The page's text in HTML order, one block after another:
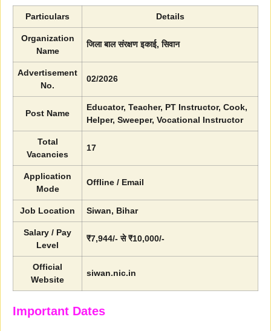
Particulars Details
Organization
Name
जिला बाल संरक्षण इकाई, सिवान
Advertisement
No.
02/2026
Post Name
Educator, Teacher, PT Instructor, Cook,
Helper, Sweeper, Vocational Instructor
Total
Vacancies
17
Application
Mode
Offline / Email
Job Location Siwan, Bihar
Salary / Pay
Level
₹7,944/- से ₹10,000/-
Official
Website
siwan.nic.in
Important Dates